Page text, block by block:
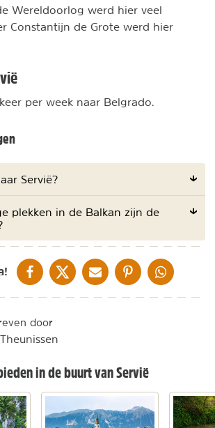
Wereldoorlog werd hier veel
Constantijn de Grote werd hier
per week naar Belgrado.
Servië?
plekken in de Balkan zijn de
DELEN OP FACEBOOK
DELEN OP XDELEN VIA DE MAIL
DELEN OP PINTEREST
DELEN OP
door
in de buurt van Servië